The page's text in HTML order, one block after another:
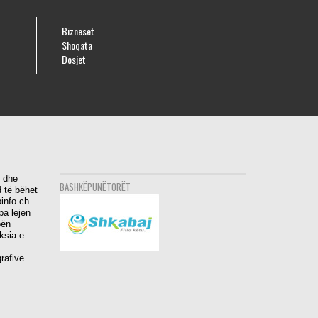
Bizneset
Shoqata
Dosjet
dhe
të bëhet
lejen
e
BASHKËPUNËTORËT